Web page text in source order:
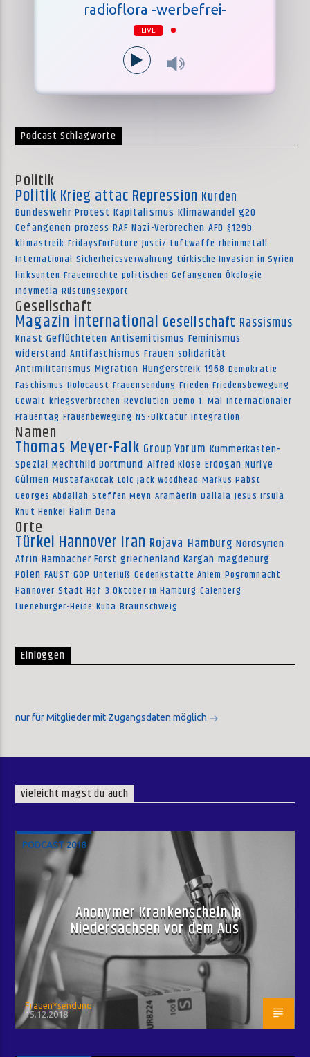
radioflora -werbefrei-
LIVE
Podcast Schlagworte
Politik
Politik Krieg attac Repression Kurden
Bundeswehr Protest Kapitalismus Klimawandel g20
Gefangenen prozess RAF Nazi-Verbrechen AFD §129b
klimastreik FridaysForFuture Justiz Luftwaffe rheinmetall
International Sicherheitsverwahrung türkische Invasion in Syrien
linksunten Frauenrechte politischen Gefangenen Ökologie
Indymedia Rüstungsexport
Gesellschaft
Magazin international Gesellschaft Rassismus
Knast Geflüchteten Antisemitismus Feminismus
widerstand Antifaschismus Frauen solidarität
Antimilitarismus Migration Hungerstreik 1968 Demokratie
Faschismus Holocaust Frauensendung Frieden Friedensbewegung
Gewalt kriegsverbrechen Revolution Demo 1. Mai Internationaler
Frauentag Frauenbewegung NS-Diktatur Integration
Namen
Thomas Meyer-Falk Group Yorum Kummerkasten-
Spezial Mechthild Dortmund Alfred Klose Erdogan Nuriye
Gülmen MustafaKocak Loic Jack Woodhead Markus Pabst
Georges Abdallah Steffen Meyn Aramäerin Dallala Jesus Irsula
Knut Henkel Halim Dena
Orte
Türkei Hannover Iran Rojava Hamburg Nordsyrien
Afrin Hambacher Forst griechenland Kargah magdeburg
Polen FAUST GOP Unterlüß Gedenkstätte Ahlem Pogromnacht
Hannover Stadt Hof 3.Oktober in Hamburg Calenberg
Lueneburger-Heide Kuba Braunschweig
Einloggen
nur für Mitglieder mit Zugangsdaten möglich
vieleicht magst du auch
PODCAST 2018
Anonymer Krankenschein in
Niedersachsen vor dem Aus
Frauen*sendung
15.12.2018